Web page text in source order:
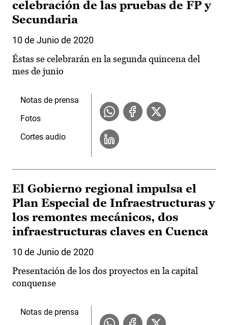
celebración de las pruebas de FP y
Secundaria
10 de Junio de 2020
Éstas se celebrarán en la segunda quincena del
mes de junio
Notas de prensa
Fotos
Cortes audio
El Gobierno regional impulsa el
Plan Especial de Infraestructuras y
los remontes mecánicos, dos
infraestructuras claves en Cuenca
10 de Junio de 2020
Presentación de los dos proyectos en la capital
conquense
Notas de prensa